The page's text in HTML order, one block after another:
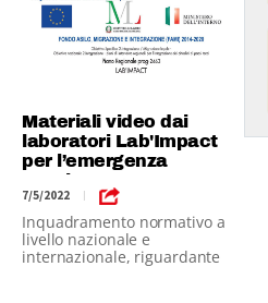
Materiali video dai
laboratori Lab'Impact
per l’emergenza
Ucraina
7/5/2022 |
Inquadramento normativo a
livello nazionale e
internazionale, riguardante